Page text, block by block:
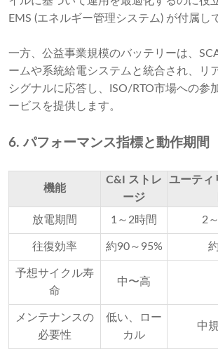
EMS (エネルギー管理システム) が付属し
一方、公益事業規模のバッテリーは、
ームや系統給電システムと統合され、リ
シグナルに応答し、ISO/RTO市場への参
ービスを提供します。
6. パフォーマンス指標と動作期間
機能
C&I ストレ
ージ
ユーティ
放電期間
1～2時間 2
往復効率 約90～95%
予想サイクル寿
命
中〜高
メンテナンスの
必要性
低い、ロー
カル
中